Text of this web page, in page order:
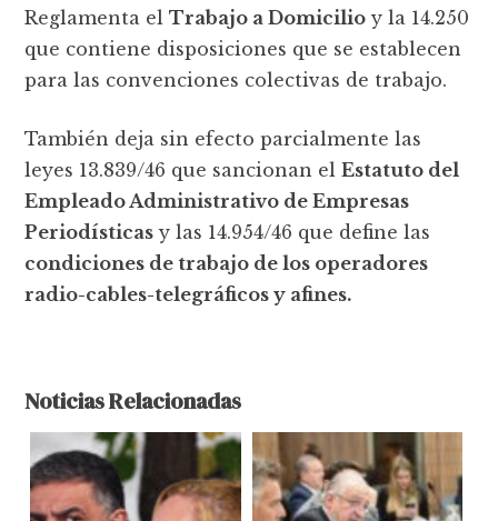
Reglamenta elTrabajo a Domicilio y la 14.250
que contiene disposiciones que se establecen
para las convenciones colectivas de trabajo.
También deja sin efecto parcialmente las
leyes 13.839/46 que sancionan elEstatuto del
Empleado Administrativo de Empresas
Periodísticas y las 14.954/46 que define las
condiciones de trabajo de los operadores
radio-cables-telegráficos y afines.
Noticias Relacionadas